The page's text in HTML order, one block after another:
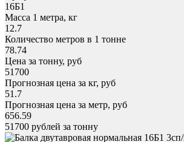
16Б1
Масса 1 метра, кг
12.7
Количество метров в 1 тонне
78.74
Цена за тонну, руб
51700
Прогнозная цена за кг, руб
51.7
Прогнозная цена за метр, руб
656.59
51700 рублей за тонну